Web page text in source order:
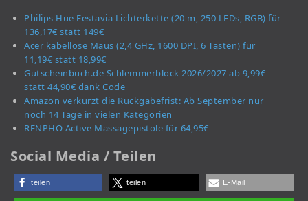
Philips Hue Festavia Lichterkette (20 m, 250 LEDs, RGB) für
136,17€ statt 149€
Acer kabellose Maus (2,4 GHz, 1600 DPI, 6 Tasten) für
11,19€ statt 18,99€
Gutscheinbuch.de Schlemmerblock 2026/2027 ab 9,99€
statt 44,90€ dank Code
Amazon verkürzt die Rückgabefrist: Ab September nur
noch 14 Tage in vielen Kategorien
RENPHO Active Massagepistole für 64,95€
Social Media / Teilen
teilen teilen E-Mail